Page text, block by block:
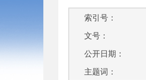
索引号：
文号：
公开日期：
主题词：